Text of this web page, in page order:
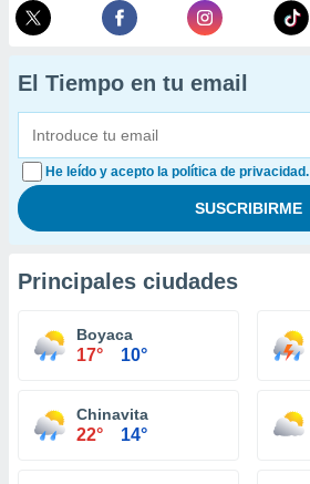
El Tiempo en tu email
He leído y acepto la política de privacidad.
Principales ciudades
Boyaca
17° 10°
Chinavita
22° 14°